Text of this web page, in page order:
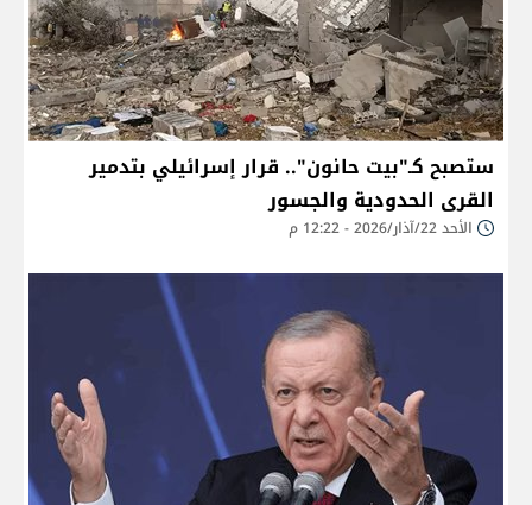
ستصبح كـ"بيت حانون".. قرار إسرائيلي بتدمير
القرى الحدودية والجسور
الأحد 22/آذار/2026 - 12:22 م